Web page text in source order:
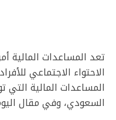
تعد المساعدات المالية
الاحتواء الاجتماعي
المساعدات المالية
السعودي، وفي مقال